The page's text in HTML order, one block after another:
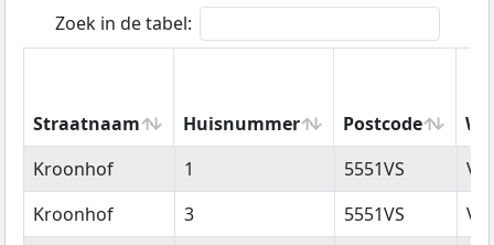
Zoek in de tabel:
Straatnaam Huisnummer Postcode
Straatnaam
Huisnummer Postcode
Kroonhof 1 5551VS
Kroonhof
3 5551VS